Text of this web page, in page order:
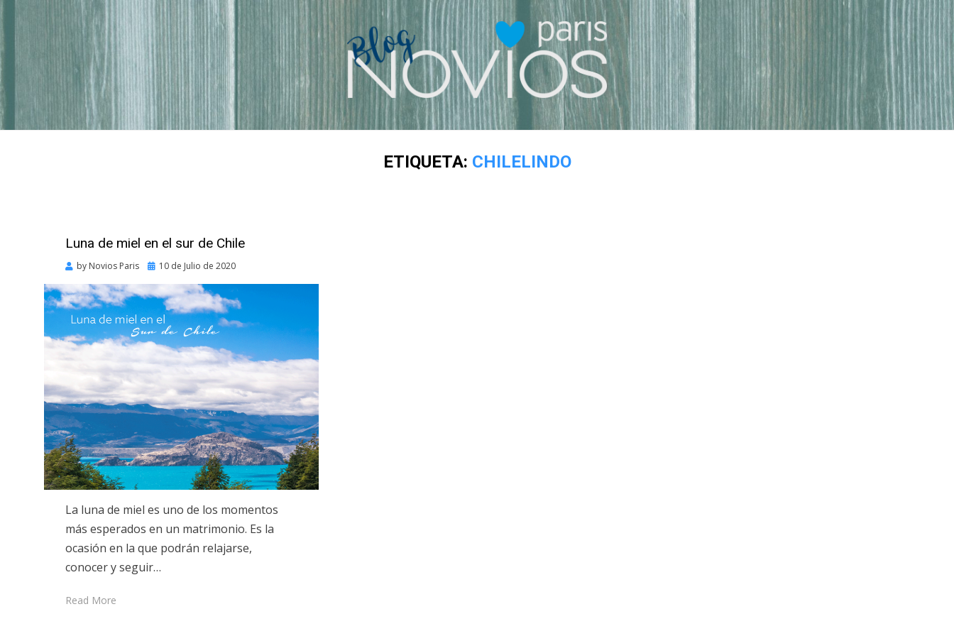
ETIQUETA: CHILELINDO
Luna de miel en el sur de Chile
by Novios Paris
Posted
10 de Julio de 2020
La luna de miel es uno de los momentos
más esperados en un matrimonio. Es la
ocasión en la que podrán relajarse,
conocer y seguir…
Read More